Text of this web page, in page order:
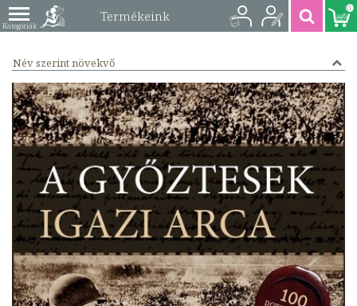
Termékeink 0
Név szerint növekvő